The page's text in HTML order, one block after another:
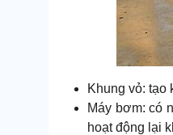
Khung vỏ: tạo
Máy bơm: có
hoạt động lại